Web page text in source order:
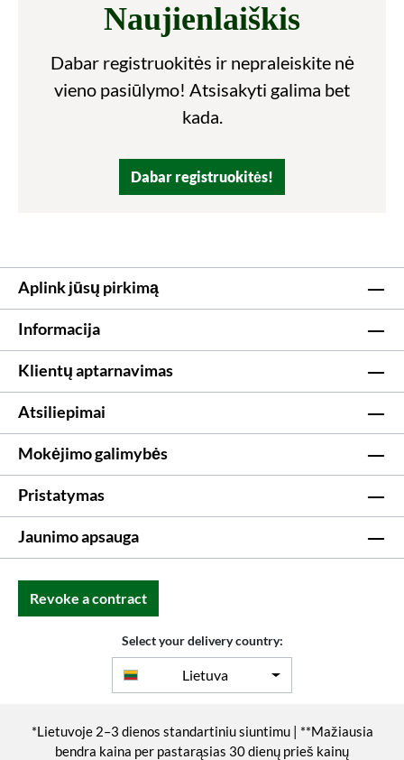
Naujienlaiškis
Dabar registruokitės ir nepraleiskite nė
vieno pasiūlymo! Atsisakyti galima bet
kada.
Dabar registruokitės!
Aplink jūsų pirkimą
Informacija
Klientų aptarnavimas
Atsiliepimai
Mokėjimo galimybės
Pristatymas
Jaunimo apsauga
Revoke a contract
Select your delivery country:
Lietuva
*Lietuvoje 2–3 dienos standartiniu siuntimu | **Mažiausia
bendra kaina per pastarąsias 30 dienų prieš kainų